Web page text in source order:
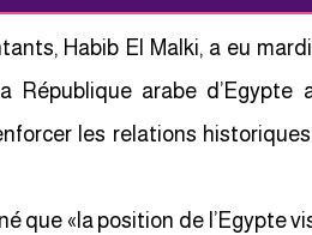
Habib El Malki, a eu
République arabe d’Egypte
les relations
que «la position de l’Egypte